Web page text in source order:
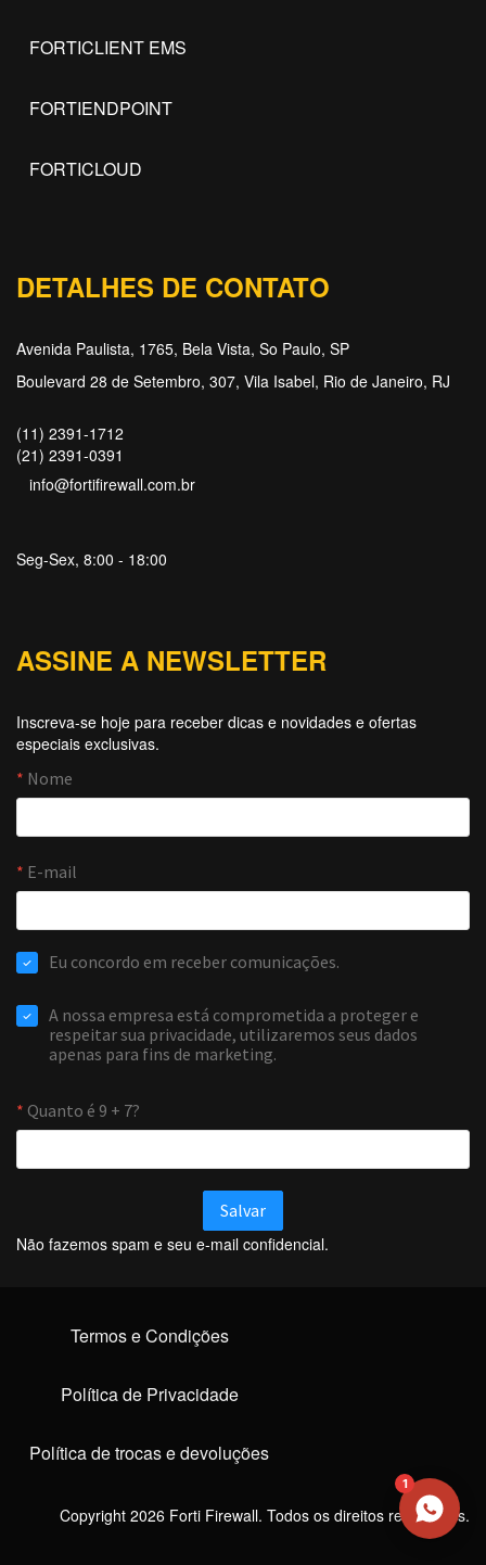
FORTICLIENT EMS
FORTIENDPOINT
FORTICLOUD
DETALHES DE CONTATO
Avenida Paulista, 1765, Bela Vista, So Paulo, SP
Boulevard 28 de Setembro, 307, Vila Isabel, Rio de Janeiro, RJ
(11) 2391-1712
(21) 2391-0391
info@fortifirewall.com.br
Seg-Sex, 8:00 - 18:00
ASSINE A NEWSLETTER
Inscreva-se hoje para receber dicas e novidades e ofertas
especiais exclusivas.
Não fazemos spam e seu e-mail confidencial.
Termos e Condições
Política de Privacidade
Política de trocas e devoluções
Copyright 2026 Forti Firewall. Todos os direitos reservados.
Online agora
Aceito receber comunicações da Forti Firewall
Solicitar atendimento
1